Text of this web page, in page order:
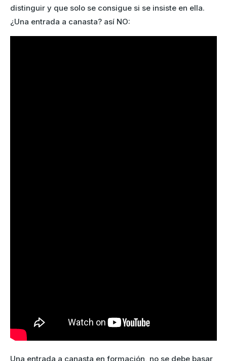
distinguir y que solo se consigue si se insiste en ella.
¿Una entrada a canasta? así NO:
Una entrada a canasta en formación, no se debe basar